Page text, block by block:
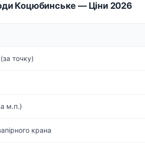
Коцюбинське — Ціни 2026
точку)
м.п.)
крана